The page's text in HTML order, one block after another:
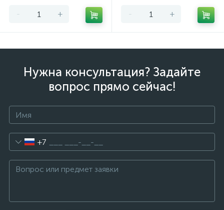
- + - +
Нужна консультация? Задайте
вопрос прямо сейчас!
+7